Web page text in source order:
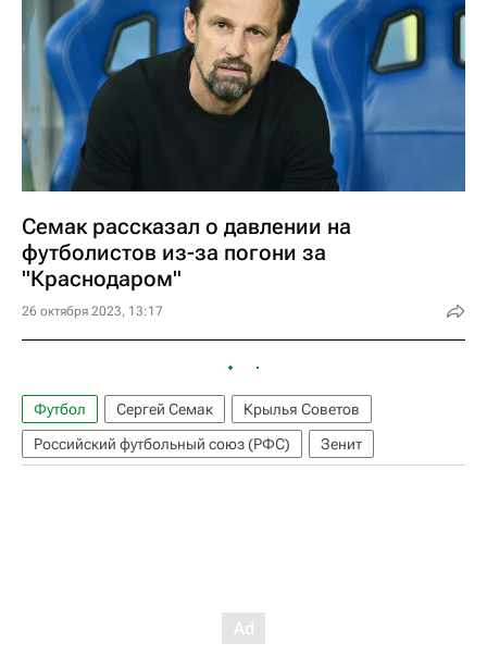
Семак рассказал о давлении на
футболистов из-за погони за
"Краснодаром"
26 октября 2023, 13:17
Футбол Сергей Семак
Крылья Советов
Российский футбольный союз (РФС)
Зенит